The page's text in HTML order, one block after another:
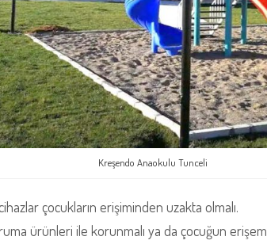
Kreşendo Anaokulu Tunceli
çocukların erişiminden uzakta olmalı.
ürünleri ile korunmalı ya da çocuğun